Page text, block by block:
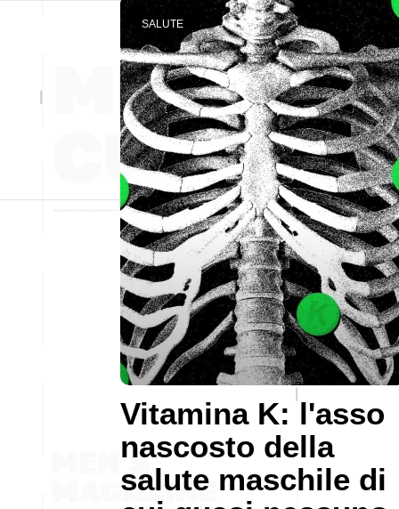
Vitamina K: l'asso
nascosto della
salute maschile di
SALUTE